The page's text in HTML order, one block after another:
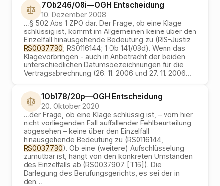
7Ob246/08i—OGH Entscheidung
10. Dezember 2008
…§ 502 Abs 1 ZPO dar. Der Frage, ob eine Klage
schlüssig ist, kommt im Allgemeinen keine über den
Einzelfall hinausgehende Bedeutung zu (RIS-Justiz
RS0037780; RS0116144; 1 Ob 141/08d). Wenn das
Klagevorbringen - auch in Anbetracht der beiden
unterschiedlichen Datumsbezeichnungen für die
Vertragsabrechnung (26. 11. 2006 und 27. 11. 2006…
1Ob178/20p—OGH Entscheidung
20. Oktober 2020
…der Frage, ob eine Klage schlüssig ist, – vom hier
nicht vorliegenden Fall auffallender Fehlbeurteilung
abgesehen – keine über den Einzelfall
hinausgehende Bedeutung zu (RS0116144,
RS0037780). Ob eine (weitere) Aufschlüsselung
zumutbar ist, hängt von den konkreten Umständen
des Einzelfalls ab (RS0037907 [T16]). Die
Darlegung des Berufungsgerichts, es sei der in
den…